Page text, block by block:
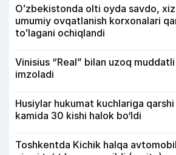
Oʻzbekistonda olti oyda savdo,
umumiy ovqatlanish korxonalari
toʻlagani ochiqlandi
Vinisius “Real” bilan uzoq
imzoladi
Husiylar hukumat kuchlariga
kamida 30 kishi halok bo‘ldi
Toshkentda Kichik halqa